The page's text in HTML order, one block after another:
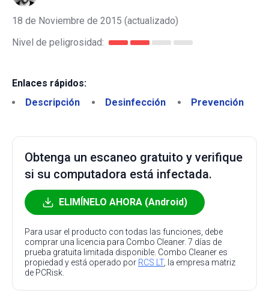
18 de Noviembre de 2015 (actualizado)
Nivel de peligrosidad:
Enlaces rápidos:
Descripción
Desinfección Prevención
Obtenga un escaneo gratuito y verifique
si su computadora está infectada.
ELIMÍNELO AHORA (Android)
Para usar el producto con todas las funciones, debe
comprar una licencia para Combo Cleaner. 7 días de
prueba gratuita limitada disponible. Combo Cleaner es
propiedad y está operado por RCS LT, la empresa matriz
de PCRisk.